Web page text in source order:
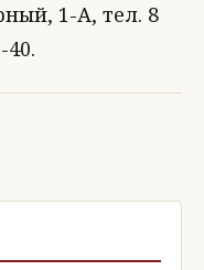
1-А, тел. 8
40.